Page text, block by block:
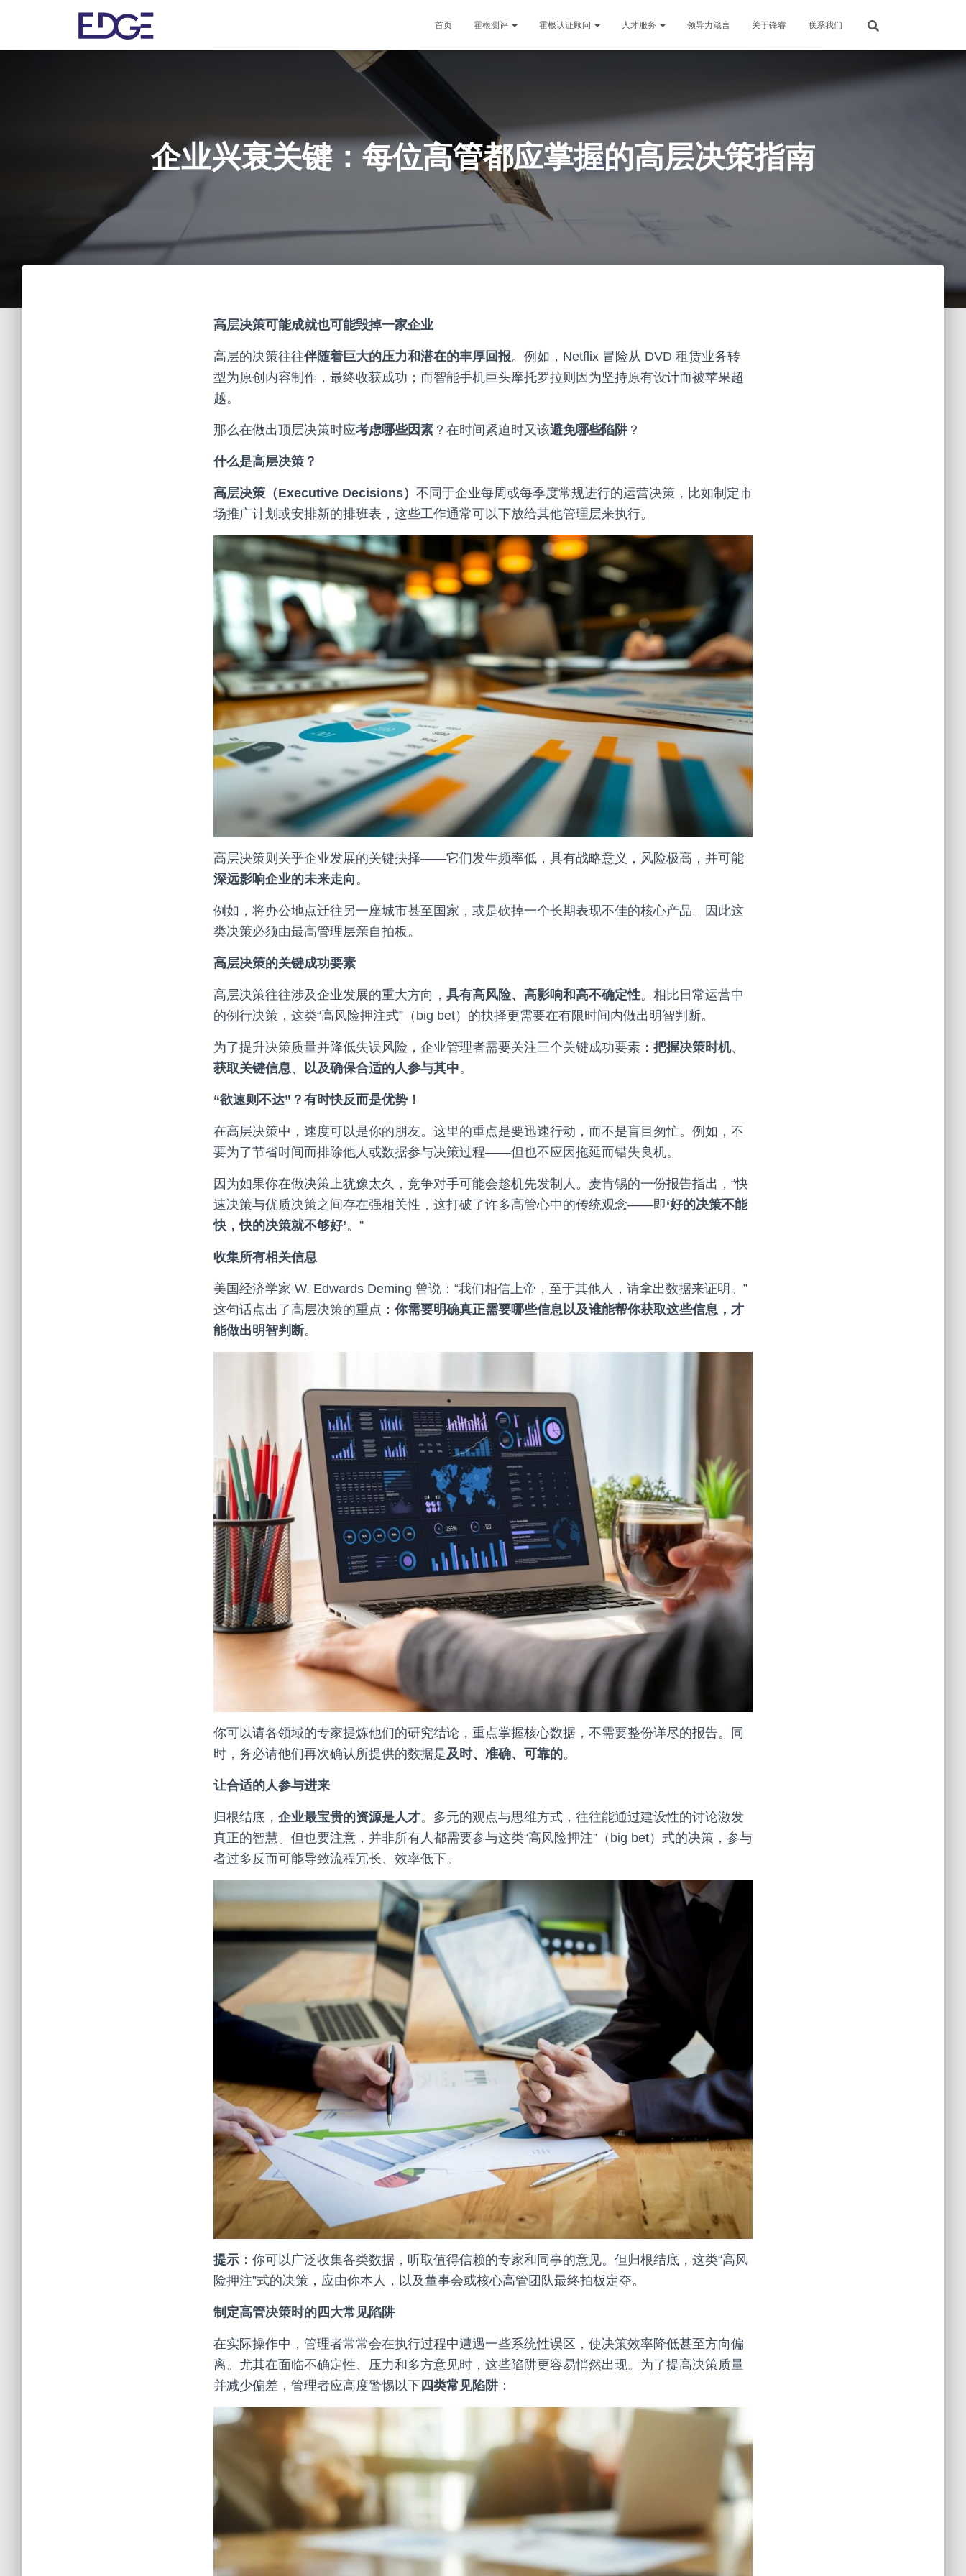
首页 霍根测评 霍根认证顾问 人才服务 领导力箴言 关于锋睿 联系我们
企业兴衰关键：每位高管都应掌握的高层决策指南
高层决策可能成就也可能毁掉一家企业
高层的决策往往伴随着巨大的压力和潜在的丰厚回报。例如，Netflix 冒险从 DVD 租赁业务转
型为原创内容制作，最终收获成功；而智能手机巨头摩托罗拉则因为坚持原有设计而被苹果超
越。
那么在做出顶层决策时应考虑哪些因素 ？在时间紧迫时又该避免哪些陷阱？
什么是高层决策？
高层决策（Executive Decisions） 不同于企业每周或每季度常规进行的运营决策，比如制定市
场推广计划或安排新的排班表，这些工作通常可以下放给其他管理层来执行。
高层决策则关乎企业发展的关键抉择——它们发生频率低，具有战略意义，风险极高，并可能
深远影响企业的未来走向。
例如，将办公地点迁往另一座城市甚至国家，或是砍掉一个长期表现不佳的核心产品。因此这
类决策必须由最高管理层亲自拍板。
高层决策的关键成功要素
高层决策往往涉及企业发展的重大方向， 具有高风险、高影响和高不确定性。相比日常运营中
的例行决策，这类“高风险押注式”（big bet）的抉择更需要在有限时间内做出明智判断。
为了提升决策质量并降低失误风险，企业管理者需要关注三个关键成功要素： 把握决策时机、
获取关键信息、 以及确保合适的人参与其中。
“欲速则不达”？有时快反而是优势！
在高层决策中，速度可以是你的朋友。这里的重点是要迅速行动，而不是盲目匆忙。例如，不
要为了节省时间而排除他人或数据参与决策过程——但也不应因拖延而错失良机。
因为如果你在做决策上犹豫太久，竞争对手可能会趁机先发制人。麦肯锡的一份报告指出，“快
速决策与优质决策之间存在强相关性，这打破了许多高管心中的传统观念——即‘好的决策不能
快，快的决策就不够好’。”
收集所有相关信息
美国经济学家 W. Edwards Deming 曾说：“我们相信上帝，至于其他人，请拿出数据来证明。”
这句话点出了高层决策的重点： 你需要明确真正需要哪些信息以及谁能帮你获取这些信息，才
能做出明智判断。
你可以请各领域的专家提炼他们的研究结论，重点掌握核心数据，不需要整份详尽的报告。同
时，务必请他们再次确认所提供的数据是及时、准确、可靠的。
让合适的人参与进来
归根结底， 企业最宝贵的资源是人才。多元的观点与思维方式，往往能通过建设性的讨论激发
真正的智慧。但也要注意，并非所有人都需要参与这类“高风险押注”（big bet）式的决策，参与
者过多反而可能导致流程冗长、效率低下。
提示： 你可以广泛收集各类数据，听取值得信赖的专家和同事的意见。但归根结底，这类“高风
险押注”式的决策，应由你本人，以及董事会或核心高管团队最终拍板定夺。
制定高管决策时的四大常见陷阱
在实际操作中，管理者常常会在执行过程中遭遇一些系统性误区，使决策效率降低甚至方向偏
离。尤其在面临不确定性、压力和多方意见时，这些陷阱更容易悄然出现。为了提高决策质量
并减少偏差，管理者应高度警惕以下 四类常见陷阱：